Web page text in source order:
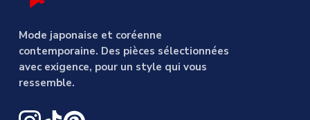
Mode japonaise et coréenne
contemporaine. Des pièces sélectionnées
avec exigence, pour un style qui vous
ressemble.